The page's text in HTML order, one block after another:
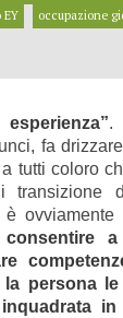
EY occupazione
.
fa
tutti coloro
transizione
ovviamente
a
la persona
in